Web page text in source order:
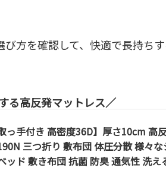
方を確認して、快適で長持ち
る高反発マットレス
っ手付き 高密度36D】厚さ10cm 高
三つ折り 敷布団 体圧分散 様々
ド 敷き布団 抗菌 防臭 通気性 洗え